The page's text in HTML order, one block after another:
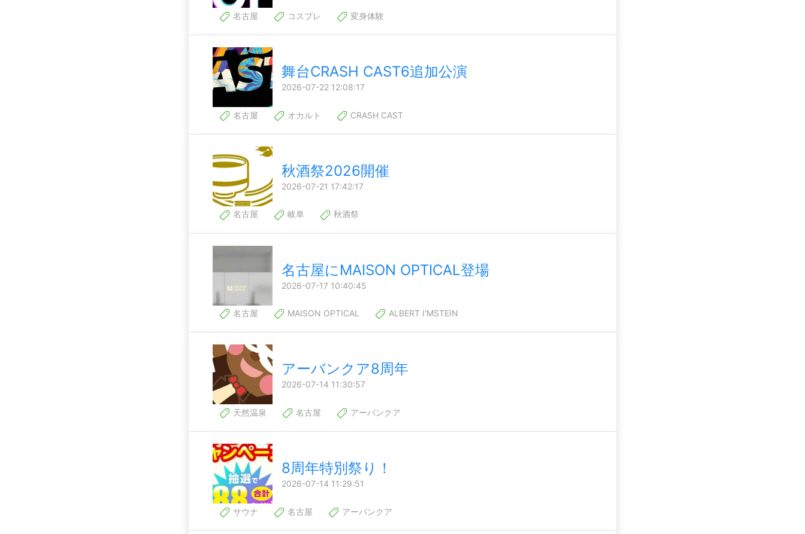
名古屋 コスプレ 変身体験
舞台CRASH CAST6追加公演
2026-07-22 12:08:17
名古屋 オカルト CRASH CAST
秋酒祭2026開催
2026-07-21 17:42:17
名古屋 岐阜 秋酒祭
名古屋にMAISON OPTICAL登場
2026-07-17 10:40:45
名古屋 MAISON OPTICAL ALBERT I'MSTEIN
アーバンクア8周年
2026-07-14 11:30:57
天然温泉 名古屋 アーバンクア
8周年特別祭り！
2026-07-14 11:29:51
サウナ 名古屋 アーバンクア